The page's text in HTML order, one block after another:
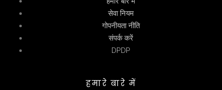
सेवा नियम
गोपनीयता नीति
संपर्क करें
DPDP
हमारे बारे में